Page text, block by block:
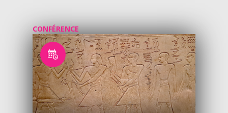
CONFÉRENCE